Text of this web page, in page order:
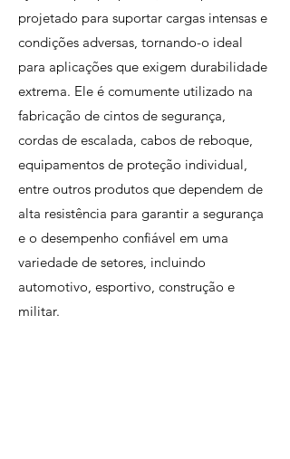
projetado para suportar cargas intensas e
condições adversas, tornando-o ideal
para aplicações que exigem durabilidade
extrema. Ele é comumente utilizado na
fabricação de cintos de segurança,
cordas de escalada, cabos de reboque,
equipamentos de proteção individual,
entre outros produtos que dependem de
alta resistência para garantir a segurança
e o desempenho confiável em uma
variedade de setores, incluindo
automotivo, esportivo, construção e
militar.